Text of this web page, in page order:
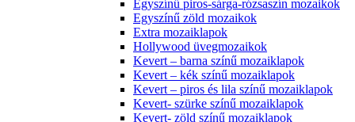
Egyszínű piros-sárga-rózsaszín mozaikok
Egyszínű zöld mozaikok
Extra mozaiklapok
Hollywood üvegmozaikok
Kevert – barna színű mozaiklapok
Kevert – kék színű mozaiklapok
Kevert – piros és lila színű mozaiklapok
Kevert- szürke színű mozaiklapok
Kevert- zöld színű mozaiklapok